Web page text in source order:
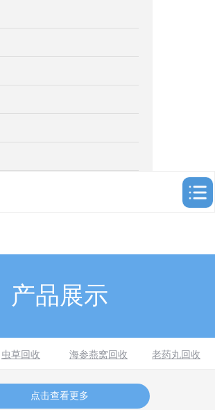
产品展示
虫草回收 海参燕窝回收 老药丸回收
点击查看更多